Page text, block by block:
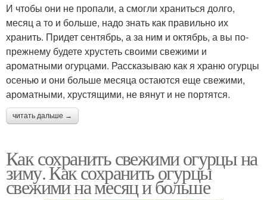
И чтобы они не пропали, а смогли храниться долго,
месяц а то и больше, надо знать как правильно их
хранить. Придет сентябрь, а за ним и октябрь, а вы по-
прежнему будете хрустеть своими свежими и
ароматными огурцами. Рассказываю как я храню огурцы
осенью и они больше месяца остаются еще свежими,
ароматными, хрустящими, не вянут и не портятся.
читать дальше →
Как сохранить свежими огурцы на
зиму. Как сохранить огурцы
свежими на месяц и больше